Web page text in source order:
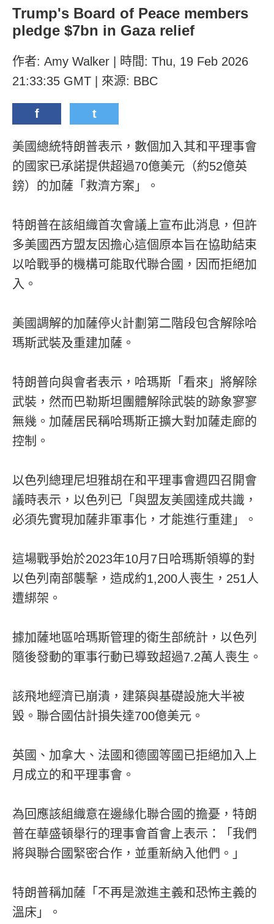
Trump's Board of Peace members
pledge $7bn in Gaza relief
作者: Amy Walker | 時間: Thu, 19 Feb 2026
21:33:35 GMT | 來源: BBC
f t
美國總統特朗普表示，數個加入其和平理事會
的國家已承諾提供超過70億美元（約52億英
鎊）的加薩「救濟方案」。
特朗普在該組織首次會議上宣布此消息，但許
多美國西方盟友因擔心這個原本旨在協助結束
以哈戰爭的機構可能取代聯合國，因而拒絕加
入。
美國調解的加薩停火計劃第二階段包含解除哈
瑪斯武裝及重建加薩。
特朗普向與會者表示，哈瑪斯「看來」將解除
武裝，然而巴勒斯坦團體解除武裝的跡象寥寥
無幾。加薩居民稱哈瑪斯正擴大對加薩走廊的
控制。
以色列總理尼坦雅胡在和平理事會週四召開會
議時表示，以色列已「與盟友美國達成共識，
必須先實現加薩非軍事化，才能進行重建」。
這場戰爭始於2023年10月7日哈瑪斯領導的對
以色列南部襲擊，造成約1,200人喪生，251人
遭綁架。
據加薩地區哈瑪斯管理的衛生部統計，以色列
隨後發動的軍事行動已導致超過7.2萬人喪生。
該飛地經濟已崩潰，建築與基礎設施大半被
毀。聯合國估計損失達700億美元。
英國、加拿大、法國和德國等國已拒絕加入上
月成立的和平理事會。
為回應該組織意在邊緣化聯合國的擔憂，特朗
普在華盛頓舉行的理事會首會上表示：「我們
將與聯合國緊密合作，並重新納入他們。」
特朗普稱加薩「不再是激進主義和恐怖主義的
溫床」。